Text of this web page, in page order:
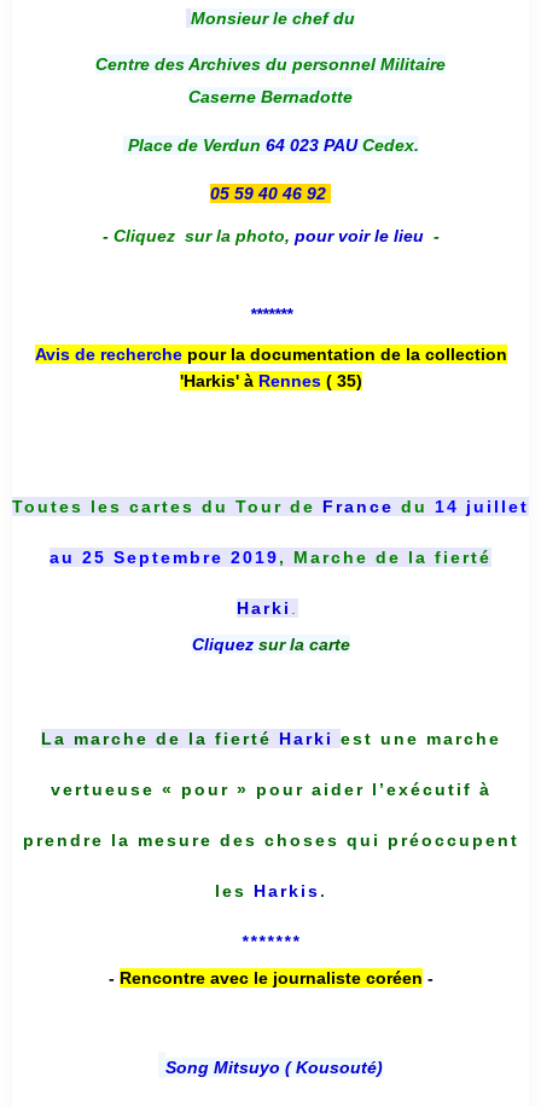
Monsieur le chef du
Centre des Archives du personnel Militaire
Caserne Bernadotte
Place de Verdun 64 023 PAUCedex.
05 59 40 46 92
- Cliquez sur la photo, pour voir le lieu -
*******
Avis de recherche pour la documentation de la collection
'Harkis' à Rennes( 35)
Toutes les cartes du Tour de France du 14 juillet
au 25 Septembre 2019, Marche de la fierté
Harki .
Cliquez sur la carte
La marche de la fierté Harki est une marche
vertueuse « pour » pour aider l’exécutif à
prendre la mesure des choses qui préoccupent
les Harkis.
*******
- Rencontre avec le journaliste coréen -
Song Mitsuyo ( Kousouté)